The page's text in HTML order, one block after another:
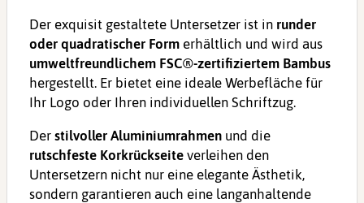
Der exquisit gestaltete Untersetzer ist in runder
oder quadratischer Form erhältlich und wird aus
umweltfreundlichem FSC®-zertifiziertem Bambus
hergestellt. Er bietet eine ideale Werbefläche für
Ihr Logo oder Ihren individuellen Schriftzug.
Der stilvoller Aluminiumrahmen und die
rutschfeste Korkrückseite verleihen den
Untersetzern nicht nur eine elegante Ästhetik,
sondern garantieren auch eine langanhaltende